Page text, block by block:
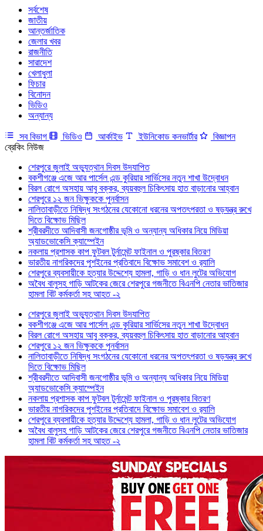
সর্বশেষ
জাতীয়
আন্তর্জাতিক
জেলার খবর
রাজনীতি
সারাদেশ
খেলাধুলা
ফিচার
বিনোদন
ভিডিও
অন্যান্য
সব বিভাগ ভিডিও আর্কাইভ ইউনিকোড কনভার্টার
বিজ্ঞাপন
ব্রেকিং নিউজ
শেরপুরে জুলাই অভ্যুত্থান দিবস উদযাপিত
বকশীগঞ্জে এজে আর পার্সেল এন্ড কুরিয়ার সার্ভিসের নতুন শাখা উদ্বোধন
বিরল রোগে অসহায় আবু বক্কর, ব্যয়বহুল চিকিৎসায় হাত বাড়ানোর আহ্বান
শেরপুরে ১২ জন ভিক্ষুককে পুনর্বাসন
নালিতাবাড়ীতে নিষিদ্ধ সংগঠনের যেকোনো ধরনের অপতৎপরতা ও ষড়যন্ত্র রুখে
দিতে বিক্ষোভ মিছিল
শ্রীবরদীতে আদিবাসী জনগোষ্ঠীর ভূমি ও অন্যান্য অধিকার নিয়ে মিডিয়া
অ্যাডভোকেসি ক্যাম্পেইন
নকলায় প্রশাসক কাপ ফুটবল টুর্নামেন্ট ফাইনাল ও পুরষ্কার বিতরণ
ভারতীয় নাগরিকদের পুশইনের প্রতিবাদে বিক্ষোভ সমাবেশ ও র‍্যালি
শেরপুরে ব্যবসায়ীকে হত্যার উদ্দেশ্যে হামলা, গাড়ি ও ধান লুটের অভিযোগ
অবৈধ বালুসহ গাড়ি আটকের জেরে শেরপুরে গজনীতে বিএনপি নেতার ভাতিজার
হামলা বিট কর্মকর্তা সহ আহত -২
শেরপুরে জুলাই অভ্যুত্থান দিবস উদযাপিত
বকশীগঞ্জে এজে আর পার্সেল এন্ড কুরিয়ার সার্ভিসের নতুন শাখা উদ্বোধন
বিরল রোগে অসহায় আবু বক্কর, ব্যয়বহুল চিকিৎসায় হাত বাড়ানোর আহ্বান
শেরপুরে ১২ জন ভিক্ষুককে পুনর্বাসন
নালিতাবাড়ীতে নিষিদ্ধ সংগঠনের যেকোনো ধরনের অপতৎপরতা ও ষড়যন্ত্র রুখে
দিতে বিক্ষোভ মিছিল
শ্রীবরদীতে আদিবাসী জনগোষ্ঠীর ভূমি ও অন্যান্য অধিকার নিয়ে মিডিয়া
অ্যাডভোকেসি ক্যাম্পেইন
নকলায় প্রশাসক কাপ ফুটবল টুর্নামেন্ট ফাইনাল ও পুরষ্কার বিতরণ
ভারতীয় নাগরিকদের পুশইনের প্রতিবাদে বিক্ষোভ সমাবেশ ও র‍্যালি
শেরপুরে ব্যবসায়ীকে হত্যার উদ্দেশ্যে হামলা, গাড়ি ও ধান লুটের অভিযোগ
অবৈধ বালুসহ গাড়ি আটকের জেরে শেরপুরে গজনীতে বিএনপি নেতার ভাতিজার
হামলা বিট কর্মকর্তা সহ আহত -২